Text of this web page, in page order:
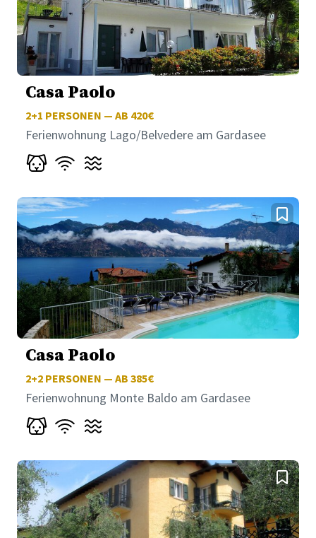
Casa Paolo
2+1 PERSONEN — AB 420€
Ferienwohnung Lago/Belvedere am Gardasee
Casa Paolo
2+2 PERSONEN — AB 385€
Ferienwohnung Monte Baldo am Gardasee